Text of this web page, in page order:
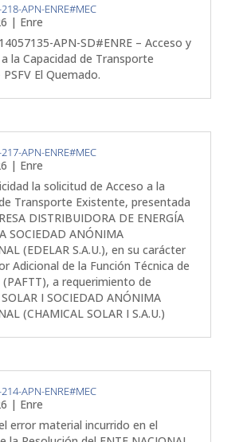
APN-ENRE#MEC
| Enre
APN-SD#ENRE – Acceso y
la Capacidad de Transporte
El Quemado.
APN-ENRE#MEC
| Enre
la solicitud de Acceso a la
Transporte Existente, presentada
DISTRIBUIDORA DE ENERGÍA
SOCIEDAD ANÓNIMA
(EDELAR S.A.U.), en su carácter
Adicional de la Función Técnica de
a requerimiento de
I SOCIEDAD ANÓNIMA
(CHAMICAL SOLAR I S.A.U.)
APN-ENRE#MEC
| Enre
error material incurrido en el